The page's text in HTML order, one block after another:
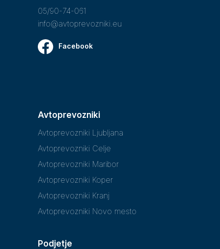
05/90-74-061
info@avtoprevozniki.eu
Facebook
Avtoprevozniki
Avtoprevozniki Ljubljana
Avtoprevozniki Celje
Avtoprevozniki Maribor
Avtoprevozniki Koper
Avtoprevozniki Kranj
Avtoprevozniki Novo mesto
Podjetje